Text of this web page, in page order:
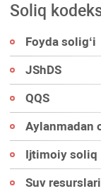
Soliq
Foyda soligʻi
JShDS
QQS
Aylanmadan
Ijtimoiy soliq
Suv